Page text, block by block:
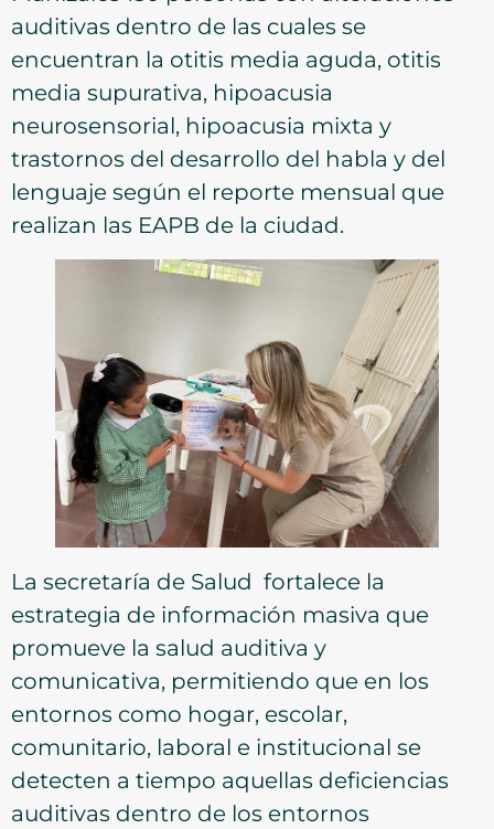
auditivas dentro de las cuales se
encuentran la otitis media aguda, otitis
media supurativa, hipoacusia
neurosensorial, hipoacusia mixta y
trastornos del desarrollo del habla y del
lenguaje según el reporte mensual que
realizan las EAPB de la ciudad.
La secretaría de Salud fortalece la
estrategia de información masiva que
promueve la salud auditiva y
comunicativa, permitiendo que en los
entornos como hogar, escolar,
comunitario, laboral e institucional se
detecten a tiempo aquellas deficiencias
auditivas dentro de los entornos